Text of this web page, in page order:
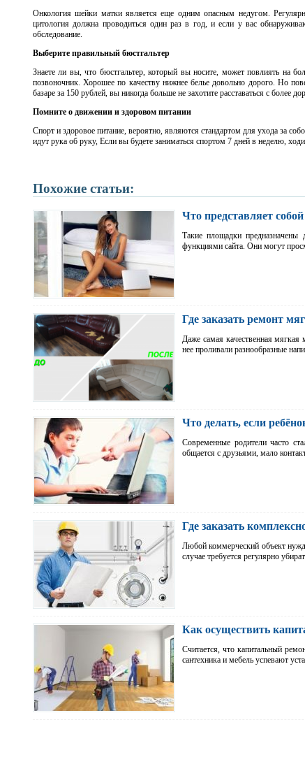
Онкология шейки матки является еще одним опасным недугом.
цитология должна проводиться один раз в год, и если у вас
обследование.
Выберите правильный бюстгальтер
Знаете ли вы, что бюстгальтер, который вы носите, может повлиять на
позвоночник. Хорошее по качеству нижнее белье довольно дорого. Но
базаре за 150 рублей, вы никогда больше не захотите расставаться с более
Помните о движении и здоровом питании
Спорт и здоровое питание, вероятно, являются стандартом для ухода за
идут рука об руку, Если вы будете заниматься спортом 7 дней в неделю,
Похожие статьи:
Что представляет
Такие площадки предназначены
функциями сайта. Они могут
Где заказать ремонт
Даже самая качественная мягкая
нее проливали разнообразные
Что делать, если
Современные родители часто
общается с друзьями, мало
Где заказать
Любой коммерческий объект
случае требуется регулярно
Как осуществить
Считается, что капитальный
сантехника и мебель успевают